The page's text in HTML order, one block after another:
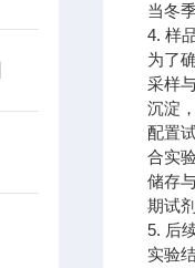
当冬
4. 样
为了
采样
沉淀
配置
合实
储存
期试
5. 后
实验